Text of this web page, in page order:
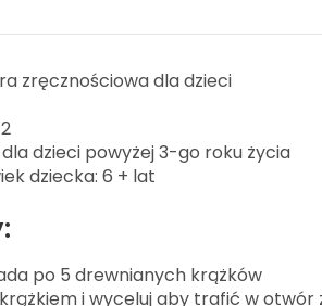
zręcznościowa dla dzieci
dzieci powyżej 3-go roku życia
dziecka: 6 + lat
po 5 drewnianych krążków
i wyceluj aby trafić w otwór